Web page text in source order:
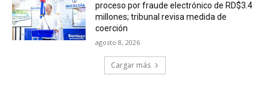
proceso por fraude electrónico de RD$3.4
millones; tribunal revisa medida de
coerción
agosto 8, 2026
Cargar más